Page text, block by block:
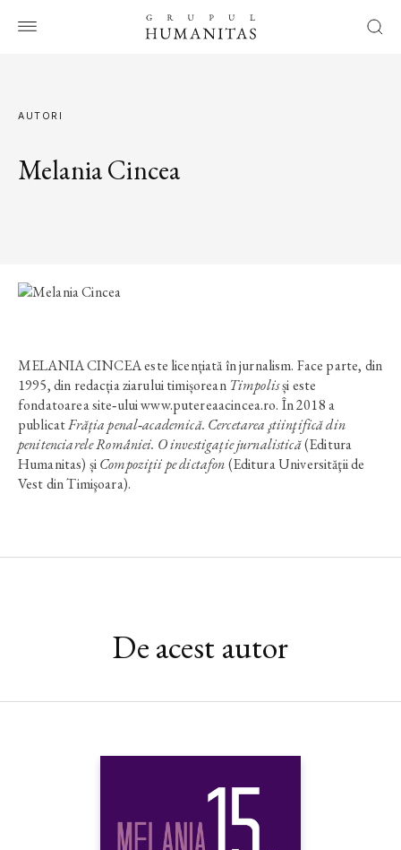
AUTORI
Melania Cincea
MELANIA CINCEA este licențiată în jurnalism. Face parte, din
1995, din redacția ziarului timișorean Timpolisși este
fondatoarea site‑ului www.putereaacincea.ro. În 2018 a
publicatFrăția penal‑academică. Cercetarea ştiinţifică din
penitenciarele României. O investigație jurnalistică(Editura
Humanitas) șiCompoziţii pe dictafon(Editura Universităţii de
Vest din Timişoara).
De acest autor